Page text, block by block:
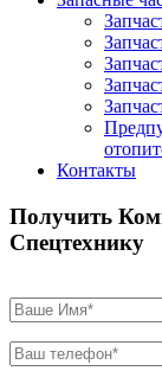
Контакты
Получить
Спецтехнику